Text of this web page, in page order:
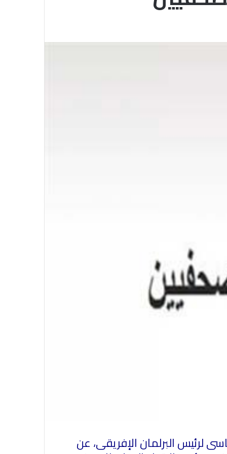
لرئيس البرلمان الإفريقى، عن
صحيفة (العلم)